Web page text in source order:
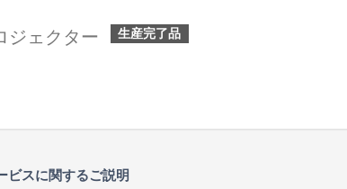
ジェクター 生産完了品
ビスに関するご説明